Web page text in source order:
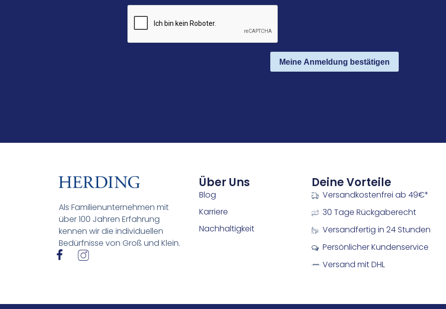
Meine Anmeldung bestätigen
Als Familienunternehmen mit
über 100 Jahren Erfahrung
kennen wir die individuellen
Bedürfnisse von Groß und Klein.
I
I
Über Uns
Blog
Karriere
Nachhaltigkeit
Deine Vorteile
Versandkostenfrei ab 49€*
30 Tage Rückgaberecht
Versandfertig in 24 Stunden
Persönlicher Kundenservice
Versand mit DHL